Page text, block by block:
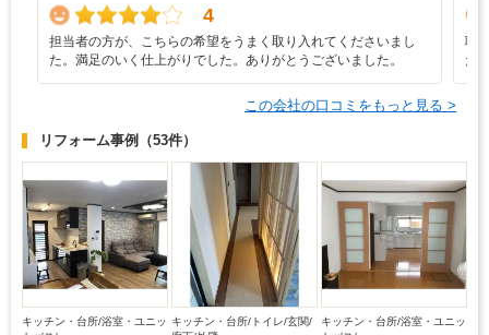
4
担当者の方が、こちらの希望をうまく取り入れてくださいまし
た。満足のいく仕上がりでした。ありがとうございました。
職
た
この会社の口コミをもっと見る >
リフォーム事例 （53件）
キッチン・台所/浴室・ユニッ キッチン・台所/トイレ/玄関/
キッチン・台所/浴室・ユニッ